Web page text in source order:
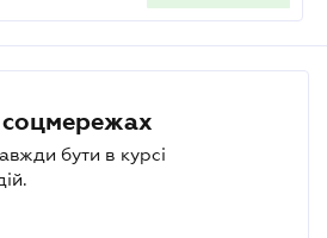
соцмережах
бути в курсі